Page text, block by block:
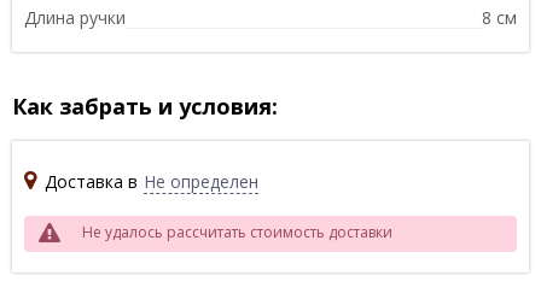
Длина ручки
8 см
Как забрать и условия:
Доставка в Не определен
Не удалось рассчитать стоимость доставки